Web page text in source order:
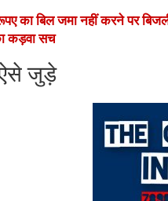
रूपए का बिल जमा नहीं करने पर
कड़वा सच
जुड़े